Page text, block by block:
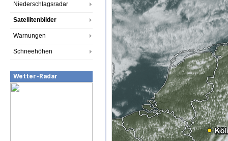
Niederschlagsradar
Satellitenbilder
Warnungen
Schneehöhen
Wetter-Radar